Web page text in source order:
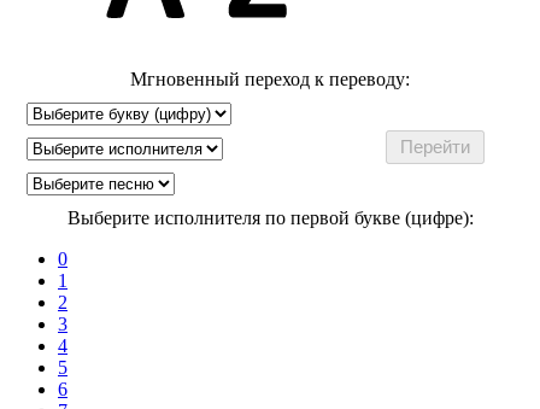
Мгновенный переход к переводу:
Выберите исполнителя по первой букве (цифре):
0
1
2
3
4
5
6